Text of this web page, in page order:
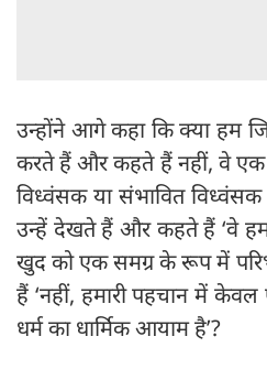
उन्होंने आगे कहा कि क्या हम
करते हैं और कहते हैं नहीं, वे एक
विध्वंसक या संभावित
उन्हें देखते हैं और कहते हैं ‘वे
खुद को एक समग्र के रूप में
हैं ‘नहीं, हमारी पहचान में
धर्म का धार्मिक आयाम है’?